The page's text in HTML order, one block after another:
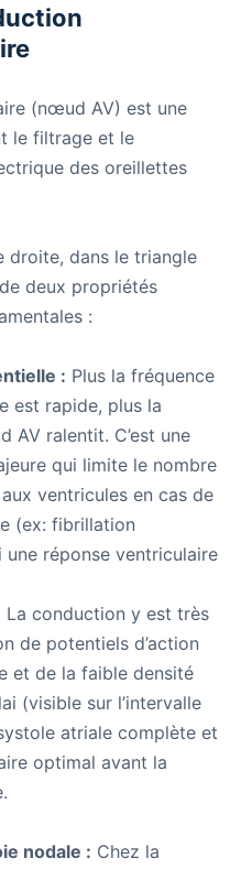
(nœud AV) est une
le filtrage et le
des oreillettes
droite, dans le triangle
deux propriétés
:
: Plus la fréquence
est rapide, plus la
AV ralentit. C’est une
qui limite le nombre
ventricules en cas de
(ex: fibrillation
réponse ventriculaire
La conduction y est très
de potentiels d’action
et de la faible densité
(visible sur l’intervalle
atriale complète et
optimal avant la
nodale : Chez la